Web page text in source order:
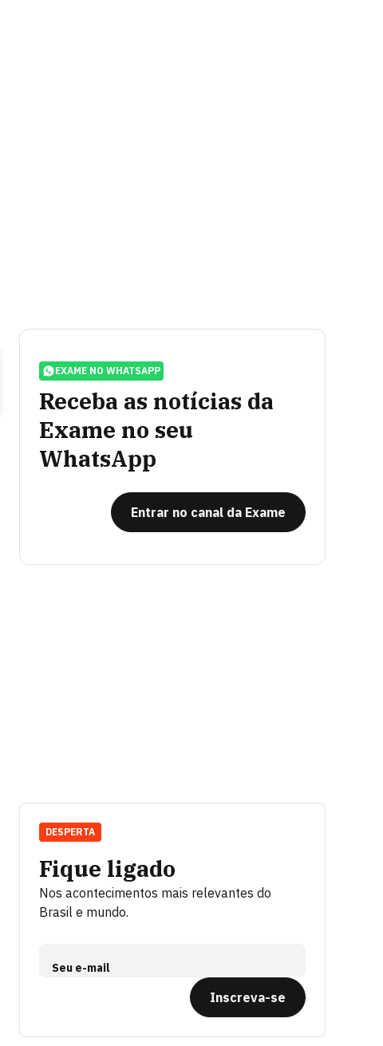
EXAME NO WHATSAPP
Receba as notícias da
Exame no seu
WhatsApp
Entrar no canal da Exame
Fique ligado
Nos acontecimentos mais relevantes do
Brasil e mundo.
Seu e-mail
Inscreva-se
DESPERTA